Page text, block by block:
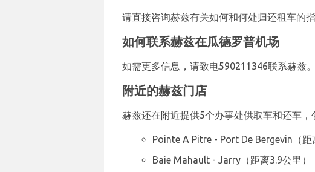
请直接咨询赫兹有关如何和何处归还租车的
如何联系赫兹在瓜德罗普机场
如需更多信息，请致电590211346联系赫兹。
附近的赫兹门店
赫兹还在附近提供5个办事处供取车和还车，
Pointe A Pitre - Port De Bergevin（距
Baie Mahault - Jarry（距离3.9公里）